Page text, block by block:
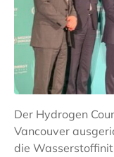
Der Hydrogen
Vancouver
die